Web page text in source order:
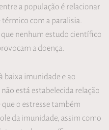
a população é relacionar
com a paralisia.
que nenhum estudo científico
a doença.
baixa imunidade e ao
está estabelecida relação
que o estresse também
da imunidade, assim como